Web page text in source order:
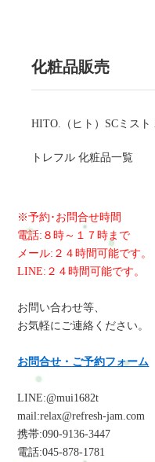
化粧品販売
HITO.（ヒト）SCミスト
トレフル 化粧品一覧
※予約･お問合せ時間
電話:８時～１７時まで
メール:２４時間可能です。
LINE:２４時間可能です。
お問い合わせ等、
お気軽にご連絡ください。
お問合せ・ご予約フォーム
LINE:@mui1682t
mail:relax@refresh-jam.com
携帯:090-9136-3447
電話:045-878-1781